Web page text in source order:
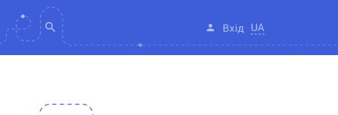
Вхід UA